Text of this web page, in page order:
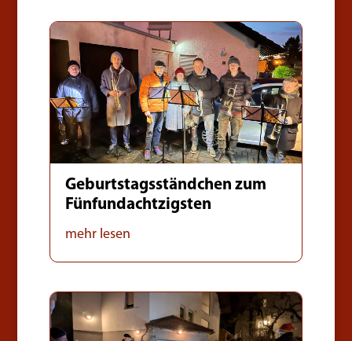
Geburtstagsständchen zum
Fünfundachtzigsten
mehr lesen